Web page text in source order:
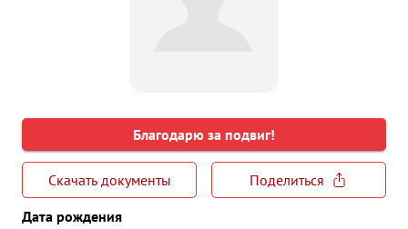
Благодарю за подвиг!
Скачать документы
Поделиться
Дата рождения